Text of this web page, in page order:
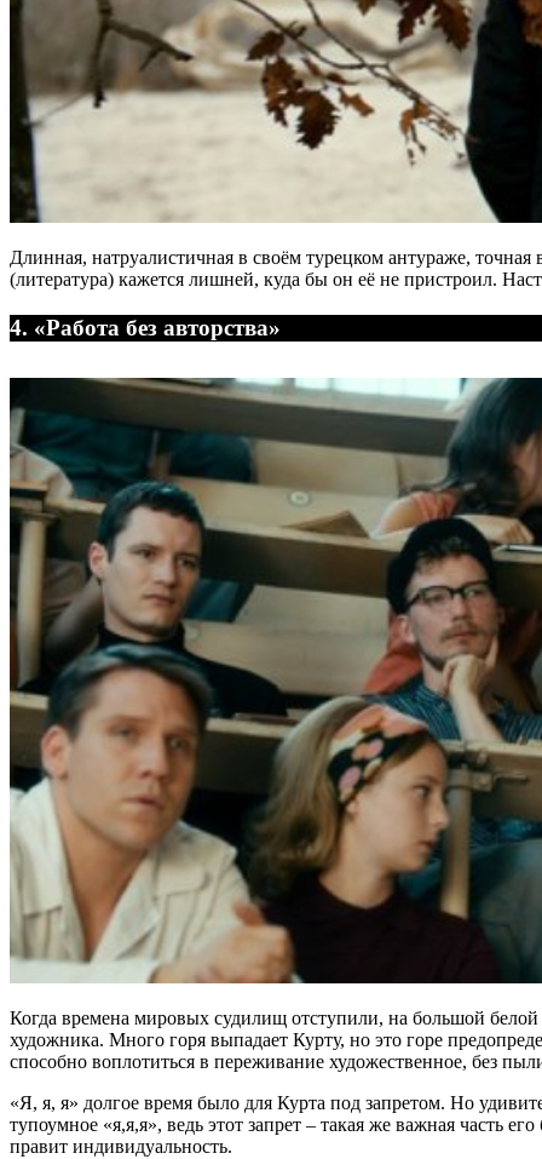
Длинная, натруалистичная в своём турецком антураже,
(литература) кажется лишней, куда бы он её не пристроил.
4. «Работа без авторства»
Когда времена мировых судилищ отступили, на большой
художника. Много горя выпадает Курту, но это горе
способно воплотиться в переживание художественное, без
«Я, я, я» долгое время было для Курта под запретом. Но
тупоумное «я,я,я», ведь этот запрет – такая же важная часть
правит индивидуальность.